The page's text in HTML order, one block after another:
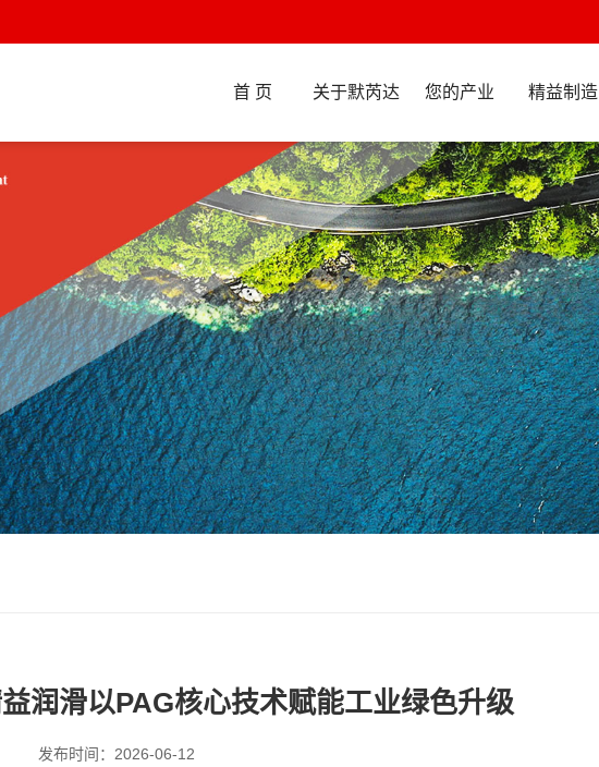
首 页 关于默芮达 您的产业 精益制造
润滑以PAG核心技术赋能工业绿色升级
发布时间：2026-06-12